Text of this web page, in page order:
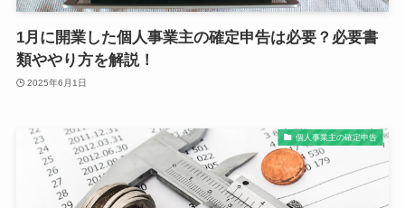
1月に開業した個人事業主の確定申告は必要？必要書
類ややり方を解説！
2025年6月1日
個人事業主の確定申告